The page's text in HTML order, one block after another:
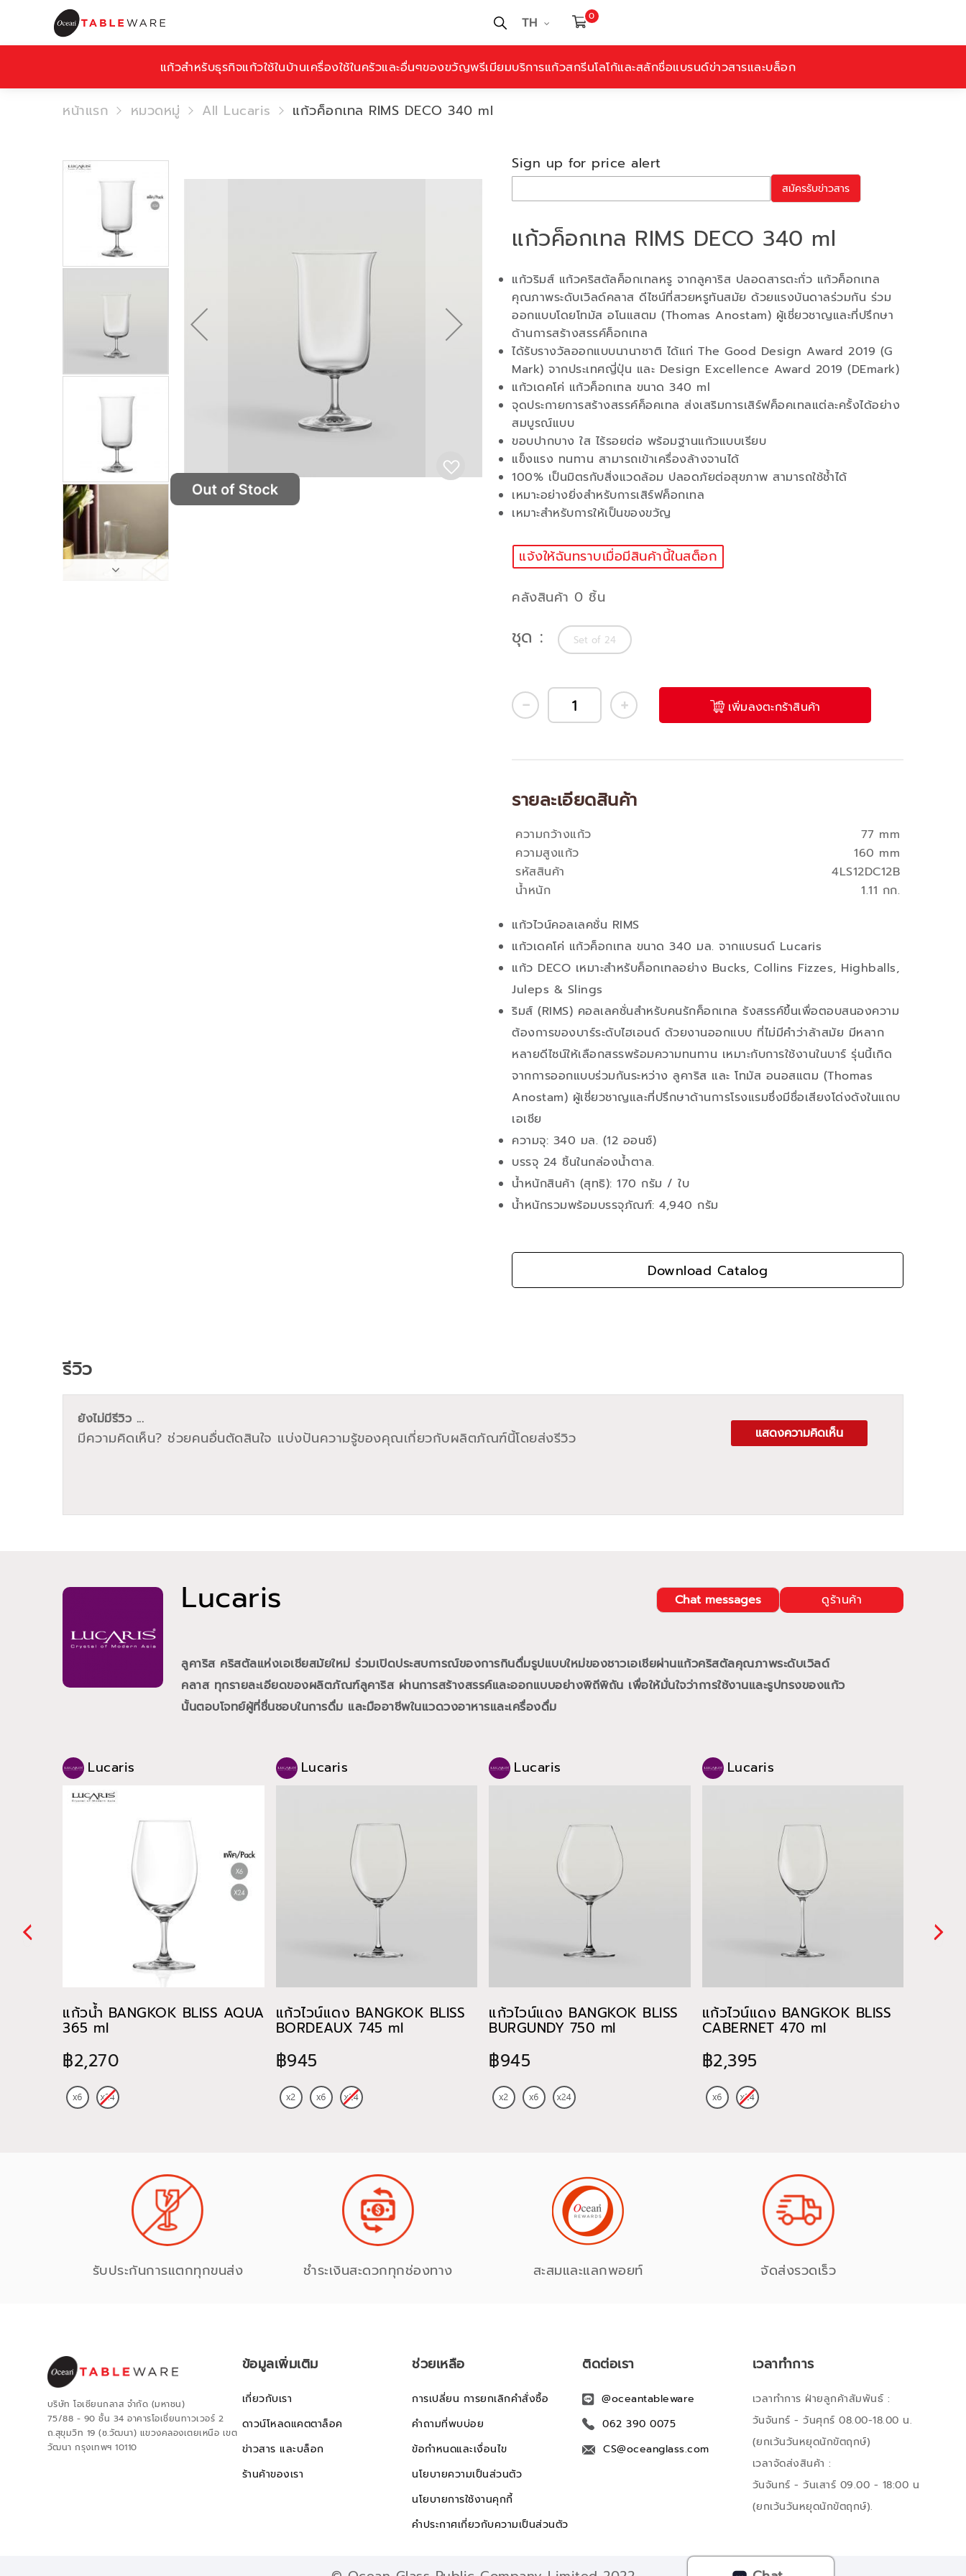
TH 0
แก้วสำหรับธุรกิจแก้วใช้ในบ้านเครื่องใช้ในครัวและอื่นๆของขวัญพรีเมียมบริการแก้วสกรีนโลโก้และสลักชื่อแบรนด์ข่าวสารและบล็อก
หน้าแรก หมวดหมู่ All Lucaris แก้วค็อกเทล RIMS DECO 340 ml
แก้วค็อกเทล RIMS DECO 340 ml
คลังสินค้า 0 ชิ้น
แก้วริมส์ แก้วคริสตัลค็อกเทลหรู จากลูคาริส ปลอดสารตะกั่ว แก้วค็อกเทล
คุณภาพระดับเวิลด์คลาส ดีไซน์ที่สวยหรูทันสมัย ด้วยแรงบันดาลร่วมกัน ร่วม
ออกแบบโดยโทมัส อโนแสตม (Thomas Anostam) ผู้เชี่ยวชาญและที่ปรึกษา
ด้านการสร้างสรรค์ค็อกเทล
ได้รับรางวัลออกแบบนานาชาติ ได้แก่ The Good Design Award 2019 (G
Mark) จากประเทศญี่ปุ่น และ Design Excellence Award 2019 (DEmark)
แก้วเดคโค่ แก้วค็อกเทล ขนาด 340 ml
จุดประกายการสร้างสรรค์ค็อคเทล ส่งเสริมการเสิร์ฟค็อคเทลแต่ละครั้งได้อย่าง
สมบูรณ์แบบ
ขอบปากบาง ใส ไร้รอยต่อ พร้อมฐานแก้วแบบเรียบ
แข็งแรง ทนทาน สามารถเข้าเครื่องล้างจานได้
100% เป็นมิตรกับสิ่งแวดล้อม ปลอดภัยต่อสุขภาพ สามารถใช้ช้ำได้
เหมาะอย่างยิ่งสำหรับการเสิร์ฟค็อกเทล
เหมาะสำหรับการให้เป็นของขวัญ
Sign up for price alert
สมัครรับข่าวสาร
แจ้งให้ฉันทราบเมื่อมีสินค้านี้ในสต็อก
ชุด Set of 24
เพิ่มลงตะกร้าสินค้า
แก้วไวน์คอลเลคชั่น RIMS
แก้วเดคโค่ แก้วค็อกเทล ขนาด 340 มล. จากแบรนด์ Lucaris
แก้ว DECO เหมาะสำหรับค็อกเทลอย่าง Bucks, Collins Fizzes, Highballs,
Juleps & Slings
ริมส์ (RIMS) คอลเลคชั่นสำหรับคนรักค็อกเทล รังสรรค์ขึ้นเพื่อตอบสนองความ
ต้องการของบาร์ระดับไฮเอนด์ ด้วยงานออกแบบ ที่ไม่มีคำว่าล้าสมัย มีหลาก
หลายดีไซน์ให้เลือกสรรพร้อมความทนทาน เหมาะกับการใช้งานในบาร์ รุ่นนี้เกิด
จากการออกแบบร่วมกันระหว่าง ลูคาริส และ โทมัส อนอสแตม (Thomas
Anostam) ผู้เชี่ยวชาญและที่ปรึกษาด้านการโรงแรมซึ่งมีชื่อเสียงโด่งดังในแถบ
เอเชีย
ความจุ: 340 มล. (12 ออนซ์)
บรรจุ 24 ชิ้นในกล่องน้ำตาล.
น้ำหนักสินค้า (สุทธิ): 170 กรัม / ใบ
น้ำหนักรวมพร้อมบรรจุภัณฑ์: 4,940 กรัม
Download Catalog
รายละเอียดสินค้า
คุณสมบัติ
ความกว้างแก้ว
77 mm
ความสูงแก้ว
160 mm
รหัสสินค้า
4LS12DC12B
น้ำหนัก
1.11 กก.
Lucaris ดูร้านค้า
Chat messages
ลูคาริส คริสตัลแห่งเอเชียสมัยใหม่ ร่วมเปิดประสบการณ์ของการกินดื่มรูปแบบใหม่ของชาวเอเชียผ่านแก้วคริสตัลคุณภาพระดับเวิลด์
คลาส ทุกรายละเอียดของผลิตภัณฑ์ลูคาริส ผ่านการสร้างสรรค์และออกแบบอย่างพิถีพิถัน เพื่อให้มั่นใจว่าการใช้งานและรูปทรงของแก้ว
นั้นตอบโจทย์ผู้ที่ชื่นชอบในการดื่ม และมืออาชีพในแวดวงอาหารและเครื่องดื่ม
Lucaris
แก้วน้ำ BANGKOK BLISS AQUA
365 ml
฿2,270
Lucaris
แก้วไวน์แดง BANGKOK BLISS
BORDEAUX 745 ml
฿945
Lucaris
แก้วไวน์แดง BANGKOK BLISS
BURGUNDY 750 ml
฿945
Lucaris
แก้วไวน์แดง BANGKOK BLISS
CABERNET 470 ml
฿2,395
รีวิว
ยังไม่มีรีวิว ...
มีความคิดเห็น? ช่วยคนอื่นตัดสินใจ แบ่งปันความรู้ของคุณเกี่ยวกับผลิตภัณฑ์นี้โดยส่งรีวิว แสดงความคิดเห็น
รับประกันการแตกทุกขนส่ง ชำระเงินสะดวกทุกช่องทาง สะสมและแลกพอยท์ จัดส่งรวดเร็ว
บริษัท โอเชียนกลาส จำกัด (มหาชน)
75/88 - 90 ชั้น 34 อาคารโอเชี่ยนทาวเวอร์ 2
ถ.สุขุมวิท 19 (ซ.วัฒนา) แขวงคลองเตยเหนือ เขต
วัฒนา กรุงเทพฯ 10110
ข้อมูลเพิ่มเติม
เกี่ยวกับเรา
ดาวน์โหลดแคตตาล็อค
ข่าวสาร และบล็อก
ร้านค้าของเรา
ช่วยเหลือ
การเปลี่ยน การยกเลิกคำสั่งซื้อ
คำถามที่พบบ่อย
ข้อกำหนดและเงื่อนไข
นโยบายความเป็นส่วนตัว
นโยบายการใช้งานคุกกี้
คำประกาศเกี่ยวกับความเป็นส่วนตัว
ติดต่อเรา
@oceantableware
062 390 0075
CS@oceanglass.com
เวลาทำการ
เวลาทำการ ฝ่ายลูกค้าสัมพันธ์ :
วันจันทร์ - วันศุกร์ 08.00-18.00 น.
(ยกเว้นวันหยุดนักขัตฤกษ์)
เวลาจัดส่งสินค้า :
วันจันทร์ - วันเสาร์ 09.00 - 18:00 น
(ยกเว้นวันหยุดนักขัตฤกษ์).